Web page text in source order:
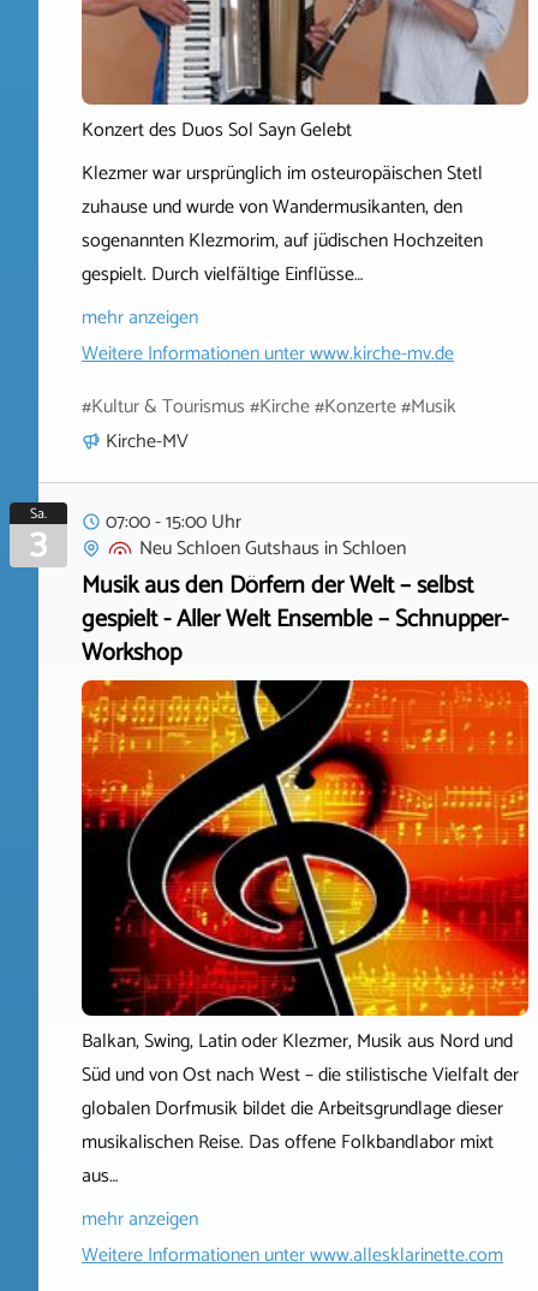
Konzert des Duos Sol Sayn Gelebt
Klezmer war ursprünglich im osteuropäischen Stetl
zuhause und wurde von Wandermusikanten, den
sogenannten Klezmorim, auf jüdischen Hochzeiten
gespielt. Durch vielfältige Einflüsse…
mehr anzeigen
Weitere Informationen unterwww.kirche-mv.de
#Kultur & Tourismus #Kirche #Konzerte #Musik
Kirche-MV
Sa.
3
07:00 - 15:00 Uhr
Neu Schloen Gutshaus inSchloen
Musik aus den Dörfern der Welt – selbst
gespielt - Aller Welt Ensemble – Schnupper-
Workshop
Balkan, Swing, Latin oder Klezmer, Musik aus Nord und
Süd und von Ost nach West – die stilistische Vielfalt der
globalen Dorfmusik bildet die Arbeitsgrundlage dieser
musikalischen Reise. Das offene Folkbandlabor mixt
aus…
mehr anzeigen
Weitere Informationen unterwww.allesklarinette.com